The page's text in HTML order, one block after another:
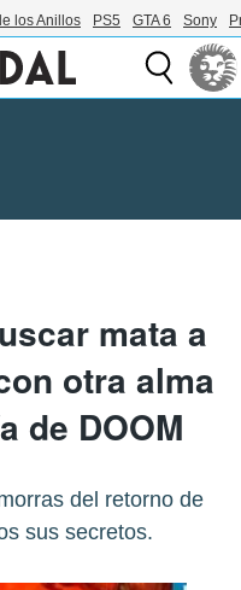
los Anillos PS5 GTA 6 Sony
mata a
otra alma
de DOOM
del retorno de
sus secretos.